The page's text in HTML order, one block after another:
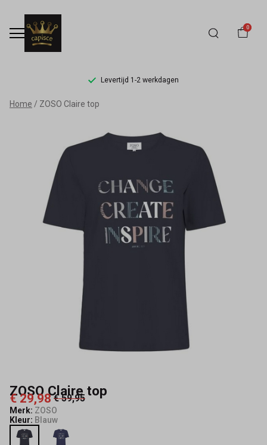
0
Levertijd 1-2 werkdagen
ZOSO
Capisce
Mode
Home ZOSO Claire top
ZOSO Claire top
€ 29,98 € 59,95
Merk: ZOSO
Kleur: Blauw